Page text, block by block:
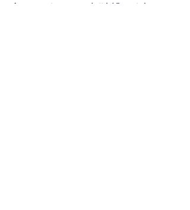
A csoport a megadott időpontok